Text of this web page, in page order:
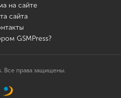
на сайте
сайта
GSMPress?
Все права защищены.